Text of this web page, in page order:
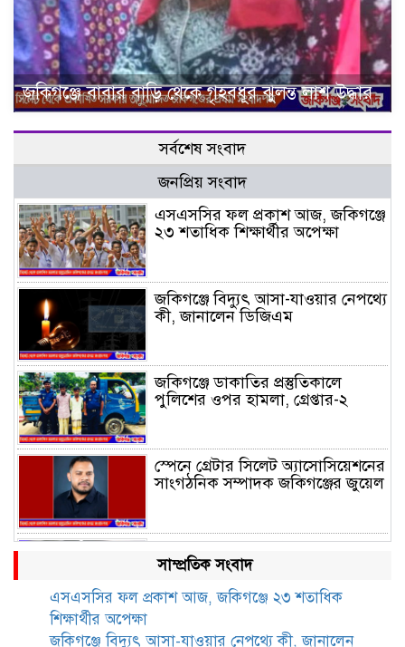
জকিগঞ্জে বাবার বাড়ি থেকে গৃহবধূর ঝুলন্ত লাশ উদ্ধার
সর্বশেষ সংবাদ
জনপ্রিয় সংবাদ
এসএসসির ফল প্রকাশ আজ, জকিগঞ্জে
২৩ শতাধিক শিক্ষার্থীর অপেক্ষা
জকিগঞ্জে বিদ্যুৎ আসা-যাওয়ার নেপথ্যে
কী, জানালেন ডিজিএম
জকিগঞ্জে ডাকাতির প্রস্তুতিকালে
পুলিশের ওপর হামলা, গ্রেপ্তার-২
স্পেনে গ্রেটার সিলেট অ্যাসোসিয়েশনের
সাংগঠনিক সম্পাদক জকিগঞ্জের জুয়েল
হৃদয়ে জকিগঞ্জ সিলেটের ৫ম
প্রতিষ্ঠাবার্ষিকী অনুষ্ঠিত
জকিগঞ্জে সীমান্ত ভাঙন পরিদর্শনে ভূমি
সাম্প্রতিক সংবাদ
এসএসসির ফল প্রকাশ আজ, জকিগঞ্জে ২৩ শতাধিক
শিক্ষার্থীর অপেক্ষা
জকিগঞ্জে বিদ্যুৎ আসা-যাওয়ার নেপথ্যে কী, জানালেন